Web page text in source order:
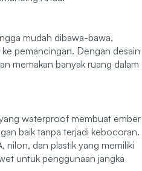
mudah dibawa-bawa,
pemancingan. Dengan desain
memakan banyak ruang dalam
waterproof membuat ember
baik tanpa terjadi kebocoran.
nilon, dan plastik yang memiliki
untuk penggunaan jangka